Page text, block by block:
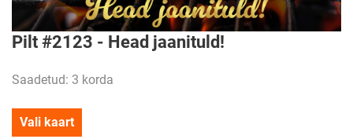
Pilt #2123 - Head jaanituld!
Saadetud: 3 korda
Vali kaart